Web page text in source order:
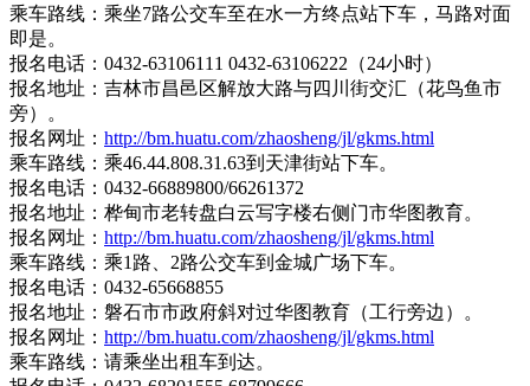
乘车路线：乘坐7路公交车至在水一方终点站下车，马路对面
即是。
报名电话：0432-63106111 0432-63106222（24小时）
报名地址：吉林市昌邑区解放大路与四川街交汇（花鸟鱼市
旁）。
报名网址： http://bm.huatu.com/zhaosheng/jl/gkms.html
乘车路线：乘46.44.808.31.63到天津街站下车。
报名电话：0432-66889800/66261372
报名地址：桦甸市老转盘白云写字楼右侧门市华图教育。
报名网址： http://bm.huatu.com/zhaosheng/jl/gkms.html
乘车路线：乘1路、2路公交车到金城广场下车。
报名电话：0432-65668855
报名地址：磐石市市政府斜对过华图教育（工行旁边）。
报名网址： http://bm.huatu.com/zhaosheng/jl/gkms.html
乘车路线：请乘坐出租车到达。